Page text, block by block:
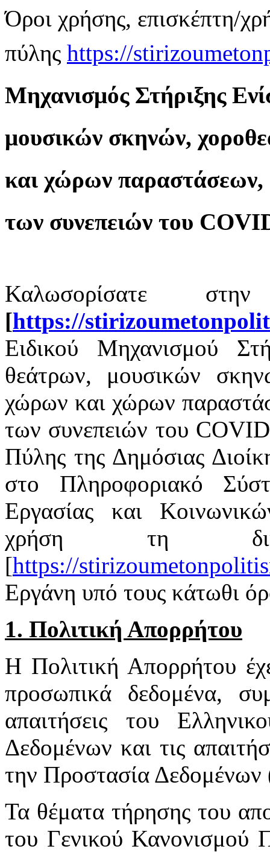
Όροι χρήσης, επισκέπτη/
πύλης https://
Μηχανισμός Στήριξης
μουσικών σκηνών,
και χώρων παραστάσεων,
των συνεπειών του
Καλωσορίσατε
[https://
Ειδικού Μηχανισμού
θεάτρων, μουσικών
χώρων και χώρων
των συνεπειών του
Πύλης της Δημόσιας
στο Πληροφοριακό
Εργασίας και
χρήση τη
[https://
Εργάνη υπό τους κάτωθι
1. Πολιτική Απορρήτου
Η Πολιτική Απορρήτου
προσωπικά δεδομένα,
απαιτήσεις του
Δεδομένων και τις
την Προστασία
Τα θέματα τήρησης του
του Γενικού Κανονισμού